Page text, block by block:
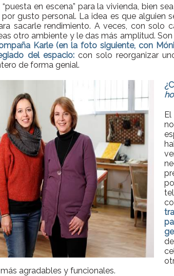
en escena” para la vivienda, bien
gusto personal. La idea es que alguien
sacarle rendimiento. A veces, con solo
otro ambiente y le das más amplitud.
Karle (en la foto siguiente, con
del espacio:con solo reorganizar
de forma genial.
agradables y funcionales.